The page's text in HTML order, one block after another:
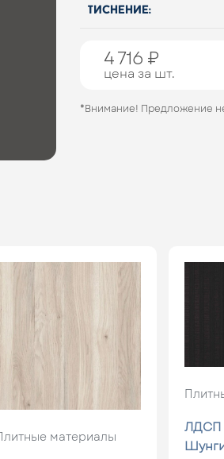
тиснение:
4 716 ₽
цена за шт.
*Внимание! Предложение
Плитные материалы
ЛДСП